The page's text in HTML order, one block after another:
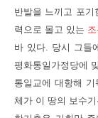
반발을 느끼고 포
력으로 몰고 있는
바 있다. 당시 그들
평화통일가정당에
통일교에 대항해
체가 이 땅의 보수